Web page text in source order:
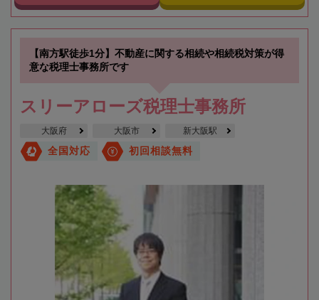
【南方駅徒歩1分】不動産に関する相続や相続税対策が得
意な税理士事務所です
スリーアローズ税理士事務所
大阪府 大阪市 新大阪駅
全国対応 初回相談無料